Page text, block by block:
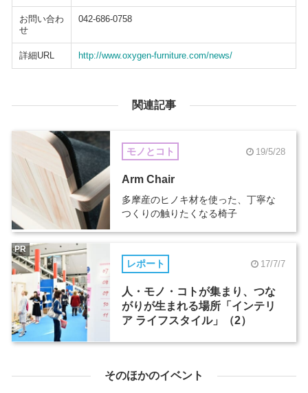
お問い合わ
せ
042-686-0758
詳細URL http://www.oxygen-furniture.com/news/
関連記事
モノとコト 19/5/28
Arm Chair
多摩産のヒノキ材を使った、丁寧な
つくりの触りたくなる椅子
レポート 17/7/7
人・モノ・コトが集まり、つな
がりが生まれる場所「インテリ
ア ライフスタイル」（2）
PR
そのほかのイベント